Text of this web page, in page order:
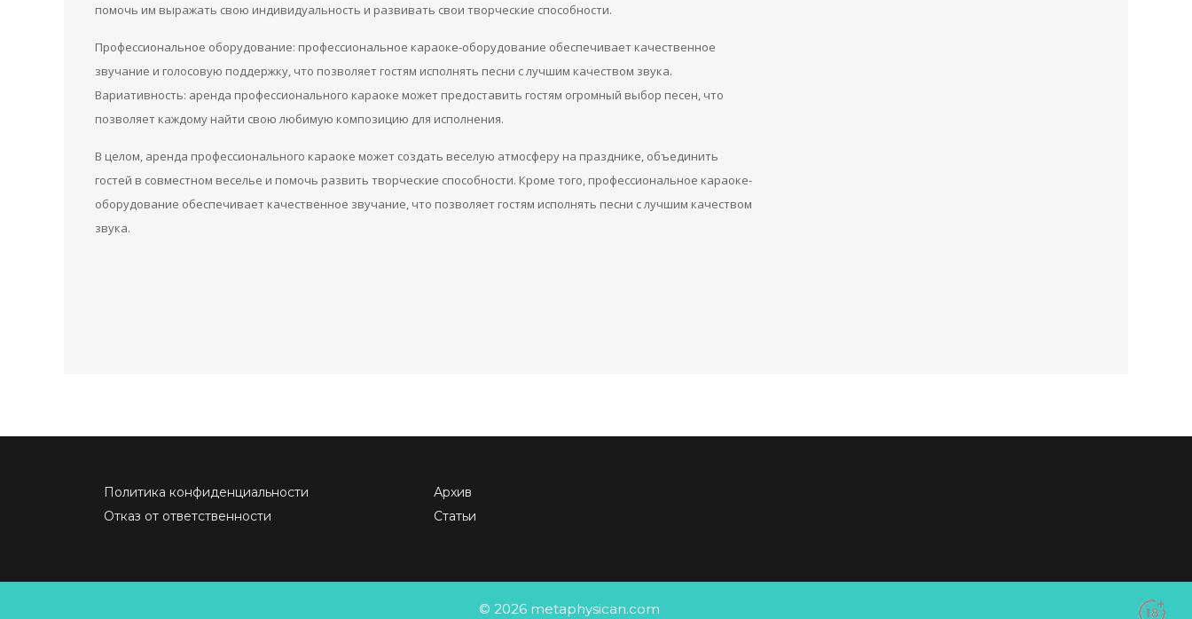
помочь им выражать свою индивидуальность и развивать свои творческие способности.
Профессиональное оборудование: профессиональное караоке-оборудование обеспечивает качественное
звучание и голосовую поддержку, что позволяет гостям исполнять песни с лучшим качеством звука.
Вариативность: аренда профессионального караоке может предоставить гостям огромный выбор песен, что
позволяет каждому найти свою любимую композицию для исполнения.
В целом, аренда профессионального караоке может создать веселую атмосферу на празднике, объединить
гостей в совместном веселье и помочь развить творческие способности. Кроме того, профессиональное караоке-
оборудование обеспечивает качественное звучание, что позволяет гостям исполнять песни с лучшим качеством
звука.
Политика конфиденциальности
Отказ от ответственности
Архив
Статьи
© 2026 metaphysican.com